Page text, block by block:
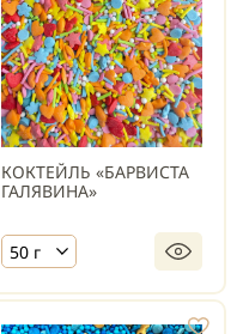
КОКТЕЙЛЬ «БАРВИСТА
ГАЛЯВИНА»
50 г